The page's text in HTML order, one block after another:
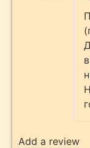
Add a review